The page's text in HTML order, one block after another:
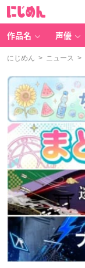
作品名 声優
にじめん > ニュース >